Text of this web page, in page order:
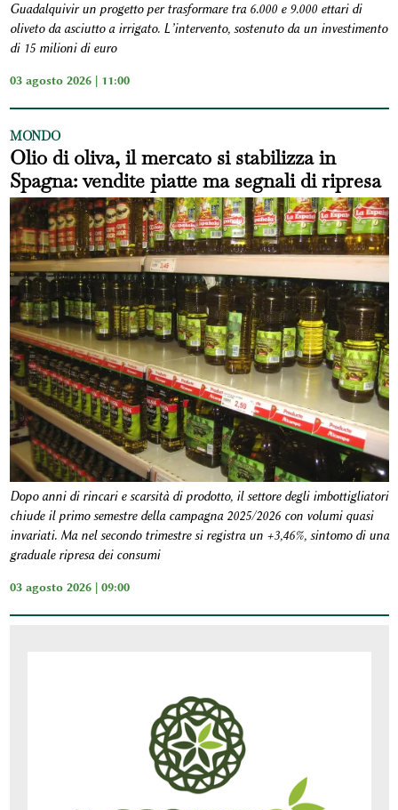
Guadalquivir un progetto per trasformare tra 6.000 e 9.000 ettari di
oliveto da asciutto a irrigato. L’intervento, sostenuto da un investimento
di 15 milioni di euro
03 agosto 2026 | 11:00
MONDO
Olio di oliva, il mercato si stabilizza in
Spagna: vendite piatte ma segnali di ripresa
Dopo anni di rincari e scarsità di prodotto, il settore degli imbottigliatori
chiude il primo semestre della campagna 2025/2026 con volumi quasi
invariati. Ma nel secondo trimestre si registra un +3,46%, sintomo di una
graduale ripresa dei consumi
03 agosto 2026 | 09:00